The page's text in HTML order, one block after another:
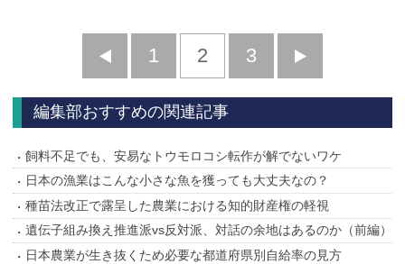
前
へ
1 2 3
へ
編集部おすすめの関連記事
飼料不足でも、安易なトウモロコシ転作が解でないワケ
日本の漁業はこんな小さな魚を獲っても大丈夫なの？
種苗法改正で露呈した農業における知的財産権の軽視
遺伝子組み換え推進派vs反対派、対話の余地はあるのか（前編）
日本農業が生き抜くため必要な都道府県別自給率の見方